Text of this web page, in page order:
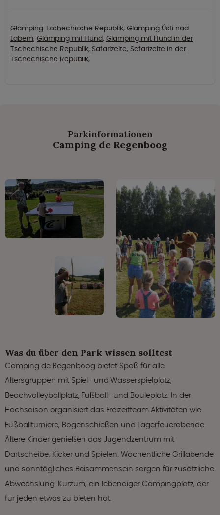
Glamping Tschechische Republik, Glamping Ústí nad
Labem, Glamping mit Hund, Glamping mit Hund in der
Tschechische Republik, Safarizelte, Safarizelte in der
Tschechische Republik,
Parkinformationen
Camping de Regenboog
Was du über den Park wissen solltest
Camping de Regenboog bietet Spaß für alle
Altersgruppen mit Spiel- und Wasserspielplatz,
Beachvolleyballplatz, Fußball- und Bouleplatz. In der
Hochsaison organisiert das Freizeitteam Aktivitäten wie
Fußballturniere, Bogenschießen und Lagerfeuerabende.
Ältere Kinder genießen das Jugendzentrum mit
Dartscheibe, Kicker und Spielen. Wöchentliche Grillabende
und sonntägliches Beisammensein sorgen für zusätzliche
Abwechslung. Kurzum, ein lebendiger Campingplatz, der
für jeden etwas zu bieten hat.